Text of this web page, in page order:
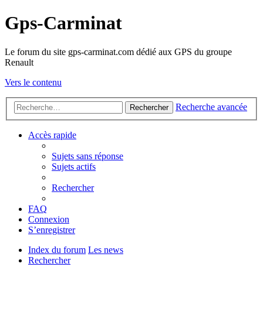
Gps-Carminat
Le forum du site gps-carminat.com dédié aux GPS du groupe
Renault
Vers le contenu
Rechercher Recherche avancée
Accès rapide
Sujets sans réponse
Sujets actifs
Rechercher
FAQ
Connexion
S’enregistrer
Index du forum Les news
Rechercher